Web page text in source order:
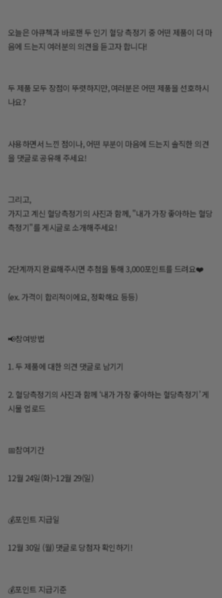
오늘은 아큐첵과 바로잰 두 인기 혈당 측정기 중 어떤 제품이 더 마
음에 드는지 여러분의 의견을 듣고자 합니다!
두 제품 모두 장점이 뚜렷하지만, 여러분은 어떤 제품을 선호하시
나요?
사용하면서 느낀 점이나, 어떤 부분이 마음에 드는지 솔직한 의견
을 댓글로 공유해 주세요!
그리고,
가지고 계신 혈당측정기의 사진과 함께, "내가 가장 좋아하는 혈당
측정기"를 게시글로 소개해주세요!
2단계까지 완료해주시면 추첨을 통해 3,000포인트를 드려요❤️
(ex. 가격이 합리적이에요, 정확해요 등등)
📢참여방법
1. 두 제품에 대한 의견 댓글로 남기기
2. 혈당측정기의 사진과 함께 ‘내가 가장 좋아하는 혈당측정기’ 게
시물 업로드
📅참여기간
12월 24일(화)~12월 29(일)
💰포인트 지급일
12월 30일 (월) 댓글로 당첨자 확인하기!
💰포인트 지급기준